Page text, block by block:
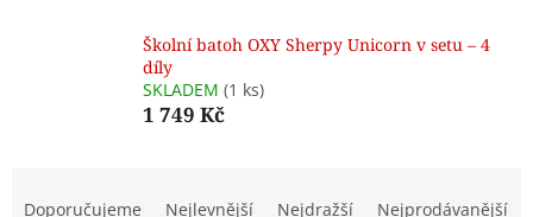
Školní batoh OXY Sherpy Unicorn v setu – 4
díly
SKLADEM (1 ks)
1 749 Kč
Doporučujeme Nejlevnější Nejdražší Nejprodávanější